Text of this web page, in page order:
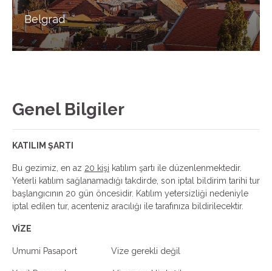
Belgrad
Genel Bilgiler
KATILIM ŞARTI
Bu gezimiz, en az 20 kişi katılım şartı ile düzenlenmektedir.
Yeterli katılım sağlanamadığı takdirde, son iptal bildirim tarihi tur
başlangıcının 20 gün öncesidir. Katılım yetersizliği nedeniyle
iptal edilen tur, acenteniz aracılığı ile tarafınıza bildirilecektir.
VİZE
Umumi Pasaport Vize gerekli değil